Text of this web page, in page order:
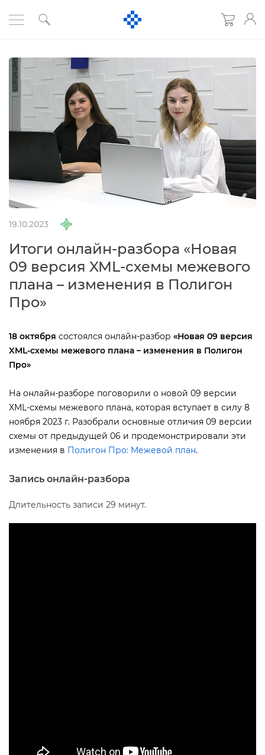
19.10.2023
Итоги онлайн-разбора «Новая
09 версия XML-схемы межевого
плана – изменения в Полигон
Про»
18 октября состоялся онлайн-разбор «Новая 09 версия
XML-схемы межевого плана – изменения в Полигон
Про»
На онлайн-разборе поговорили о новой 09 версии
XML-схемы межевого плана, которая вступает в силу 8
ноября 2023 г. Разобрали основные отличия 09 версии
схемы от предыдущей 06 и продемонстрировали эти
изменения Полигон Про: Межевой план.
Запись онлайн-разбора
Длительность записи 29 минут.